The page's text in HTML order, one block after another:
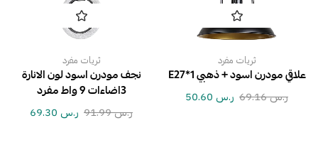
ثريات مفرد
علاقي مودرن اسود + ذهبي E27*1
ر.س69.16 ر.س
ثريات مفرد
نجف مودرن اسود لون الانارة
3اضاءات 9 واط مفرد
ر.س91.99 ر.س